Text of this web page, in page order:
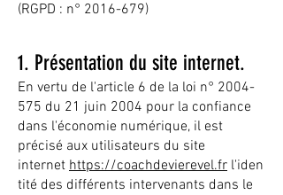
(RGPD : n° 2016-679)
1. Présentation du site internet.
En vertu de l'article 6 de la loi n° 2004-
575 du 21 juin 2004 pour la confiance
dans l'économie numérique, il est
précisé aux utilisateurs du site
internet https://coachdevierevel.fr l'iden
tité des différents intervenants dans le